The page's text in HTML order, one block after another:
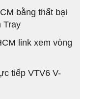
bằng thất bại
Tray
link xem vòng
tiếp VTV6 V-